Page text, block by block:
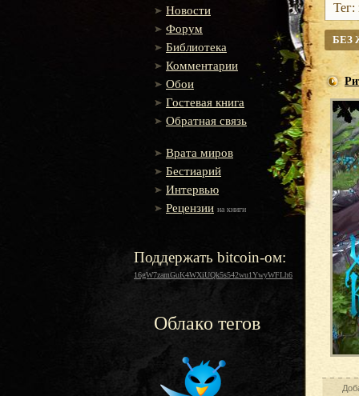
Новости
Форум
Библиотека
Комментарии
Обои
Гостевая книга
Обратная связь
Врата миров
Бестиарий
Интервью
Рецензии на книги
Поддержать bitcoin-ом:
16gW7zamGuK4WXiUQk5s542wu1YwyWFLh6
Облако тегов
БЕЗ